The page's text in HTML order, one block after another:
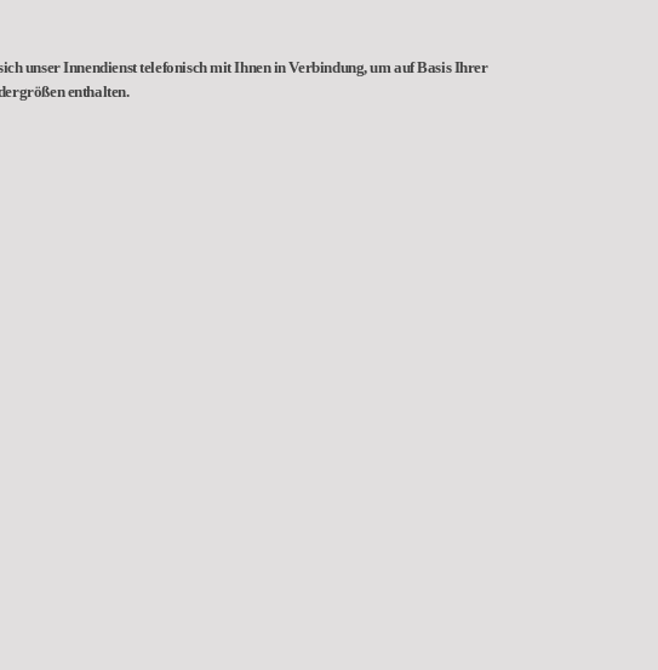
unser Innendienst telefonisch mit Ihnen in Verbindung, um auf Basis Ihrer
enthalten.